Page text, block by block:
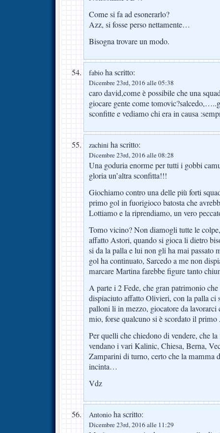
Come si fa ad esonerarlo?
Azz, si fosse perso nettamente…
Bisogna trovare un modo.
fabio ha scritto:
Dicembre 23rd, 2016 alle 05:38
caro david,come è possibile che una
giocare gente come
sconfitte e vediamo chi era in causa
zachini ha scritto:
Dicembre 23rd, 2016 alle 08:28
Una goduria enorme per tutti i gobbi
gloria un’altra sconfitta!!!
Giochiamo contro una delle più forti
primo gol in fuorigioco batosta che
Lottiamo e la riprendiamo, un vero
Tomo vicino? Non diamogli tutte le
affatto Astori, quando si gioca li dietro
si da la palla e lui non gli ha mai passato
gol ha continuato, Sarcedo a me non
marcare Martina farebbe figure tanto
A parte i 2 Fede, che gran patrimonio
dispiaciuto affatto Olivieri, con la palla ci
palloni li in mezzo, giocatore da
mio, forse qualcuno si è scordato il
Per quelli che chiedono di vendere, che
vendano i vari Kalinic, Chiesa, Berna,
Zamparini di turno, certo che la mamma
incinta…
Vdz
Antonio ha scritto:
Dicembre 23rd, 2016 alle 11:29